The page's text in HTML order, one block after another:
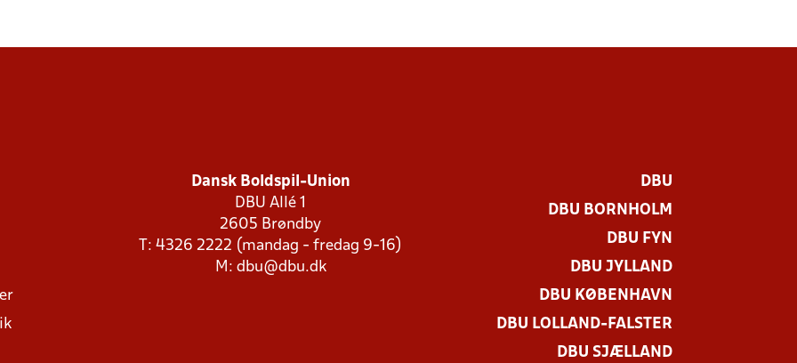
Dansk Boldspil-Union
DBU Allé 1
2605 Brøndby
T: 4326 2222 (mandag - fredag 9-16)
M: dbu@dbu.dk
DBU
DBU BORNHOLM
DBU FYN
DBU JYLLAND
DBU KØBENHAVN
DBU LOLLAND-FALSTER
DBU SJÆLLAND